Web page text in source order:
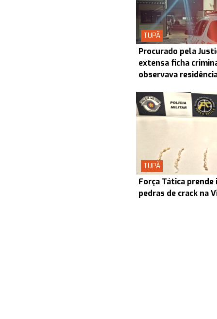
TUPÃ
Procurado pela
extensa ficha
observava
TUPÃ
Força Tática
pedras de crack na